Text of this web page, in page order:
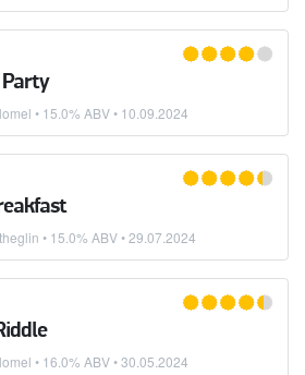
Party
• 15.0% ABV • 10.09.2024
• 15.0% ABV •29.07.2024
• 16.0% ABV •30.05.2024